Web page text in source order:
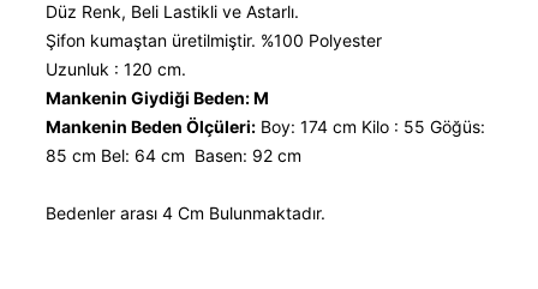
Düz Renk, Beli Lastikli ve Astarlı.
Şifon kumaştan üretilmiştir. %100 Polyester
Uzunluk : 120 cm.
Mankenin Giydiği Beden: M
Mankenin Beden Ölçüleri: Boy: 174 cm Kilo : 55 Göğüs:
85 cm Bel: 64 cm Basen: 92 cm
Bedenler arası 4 Cm Bulunmaktadır.